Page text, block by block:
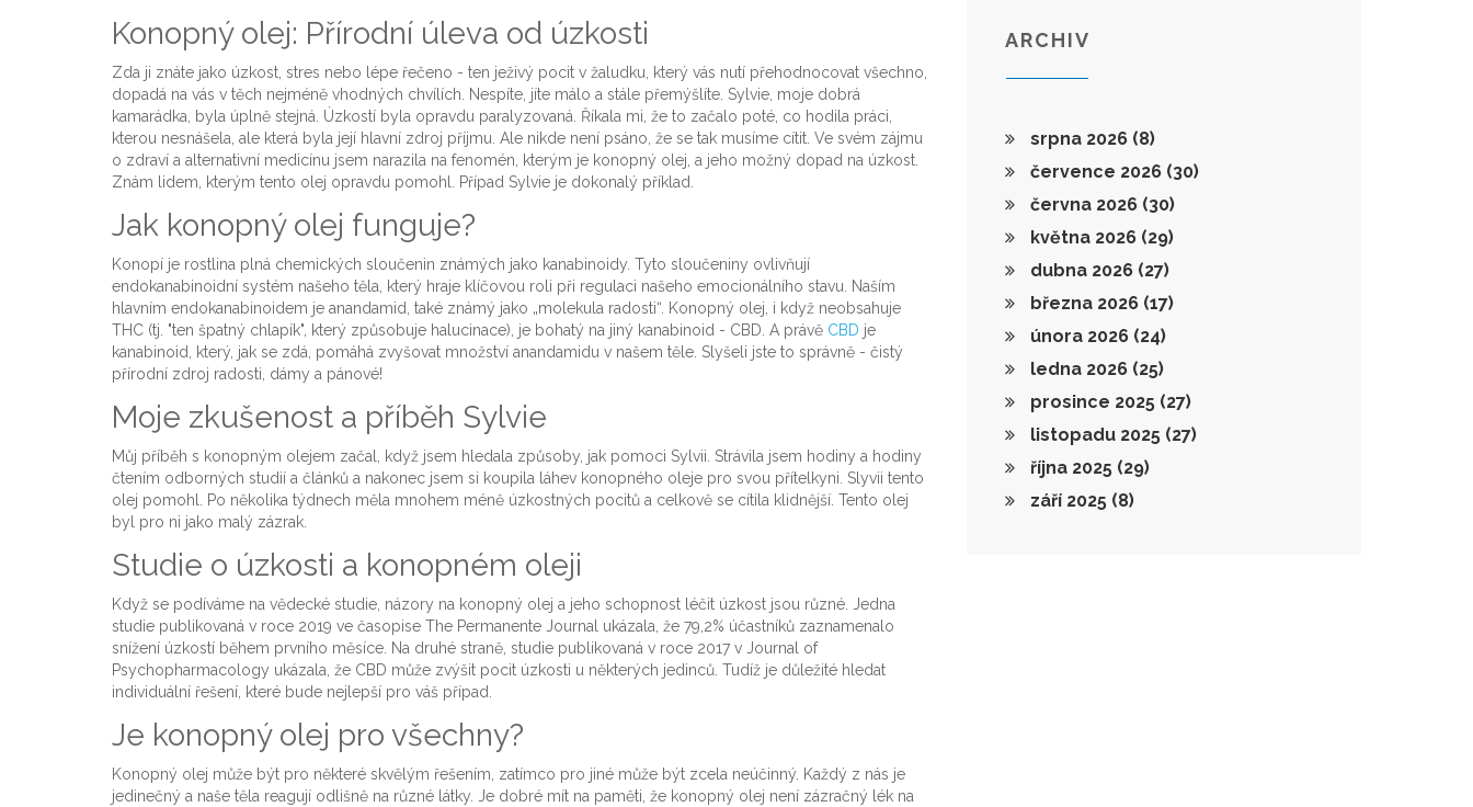
Konopný olej: Přírodní úleva od úzkosti
Zda ji znáte jako úzkost, stres nebo lépe řečeno - ten ježivý pocit v žaludku, který vás nutí přehodnocovat všechno,
dopadá na vás v těch nejméně vhodných chvílích. Nespíte, jíte málo a stále přemýšlíte. Sylvie, moje dobrá
kamarádka, byla úplně stejná. Úzkostí byla opravdu paralyzovaná. Říkala mi, že to začalo poté, co hodila práci,
kterou nesnášela, ale která byla její hlavní zdroj příjmu. Ale nikde není psáno, že se tak musíme cítit. Ve svém zájmu
o zdraví a alternativní medicínu jsem narazila na fenomén, kterým je konopný olej, a jeho možný dopad na úzkost.
Znám lidem, kterým tento olej opravdu pomohl. Případ Sylvie je dokonalý příklad.
Jak konopný olej funguje?
Konopí je rostlina plná chemických sloučenin známých jako kanabinoidy. Tyto sloučeniny ovlivňují
endokanabinoidní systém našeho těla, který hraje klíčovou roli při regulaci našeho emocionálního stavu. Naším
hlavním endokanabinoidem je anandamid, také známý jako „molekula radosti“. Konopný olej, i když neobsahuje
THC (tj. "ten špatný chlapík", který způsobuje halucinace), je bohatý na jiný kanabinoid - CBD. A právě CBD je
kanabinoid, který, jak se zdá, pomáhá zvyšovat množství anandamidu v našem těle. Slyšeli jste to správně - čistý
přírodní zdroj radosti, dámy a pánové!
Moje zkušenost a příběh Sylvie
Můj příběh s konopným olejem začal, když jsem hledala způsoby, jak pomoci Sylvii. Strávila jsem hodiny a hodiny
čtením odborných studií a článků a nakonec jsem si koupila láhev konopného oleje pro svou přítelkyni. Slyvii tento
olej pomohl. Po několika týdnech měla mnohem méně úzkostných pocitů a celkově se cítila klidnější. Tento olej
byl pro ni jako malý zázrak.
Studie o úzkosti a konopném oleji
Když se podíváme na vědecké studie, názory na konopný olej a jeho schopnost léčit úzkost jsou různé. Jedna
studie publikovaná v roce 2019 ve časopise The Permanente Journal ukázala, že 79,2% účastníků zaznamenalo
snížení úzkostí během prvního měsíce. Na druhé straně, studie publikovaná v roce 2017 v Journal of
Psychopharmacology ukázala, že CBD může zvýšit pocit úzkosti u některých jedinců. Tudíž je důležité hledat
individuální řešení, které bude nejlepší pro váš případ.
Je konopný olej pro všechny?
Konopný olej může být pro některé skvělým řešením, zatímco pro jiné může být zcela neúčinný. Každý z nás je
jedinečný a naše těla reagují odlišně na různé látky. Je dobré mít na paměti, že konopný olej není zázračný lék na
ARCHIV
srpna 2026 (8)
července 2026 (30)
června 2026 (30)
května 2026 (29)
dubna 2026 (27)
března 2026 (17)
února 2026 (24)
ledna 2026 (25)
prosince 2025 (27)
listopadu 2025 (27)
října 2025 (29)
září 2025 (8)